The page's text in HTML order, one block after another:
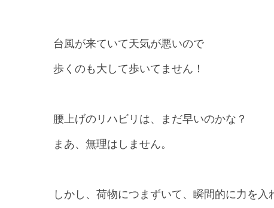
台風が来ていて天気が悪いので
歩くのも大して歩いてません！
腰上げのリハビリは、まだ早いのかな？
まあ、無理はしません。
しかし、荷物につまずいて、瞬間的に力を入